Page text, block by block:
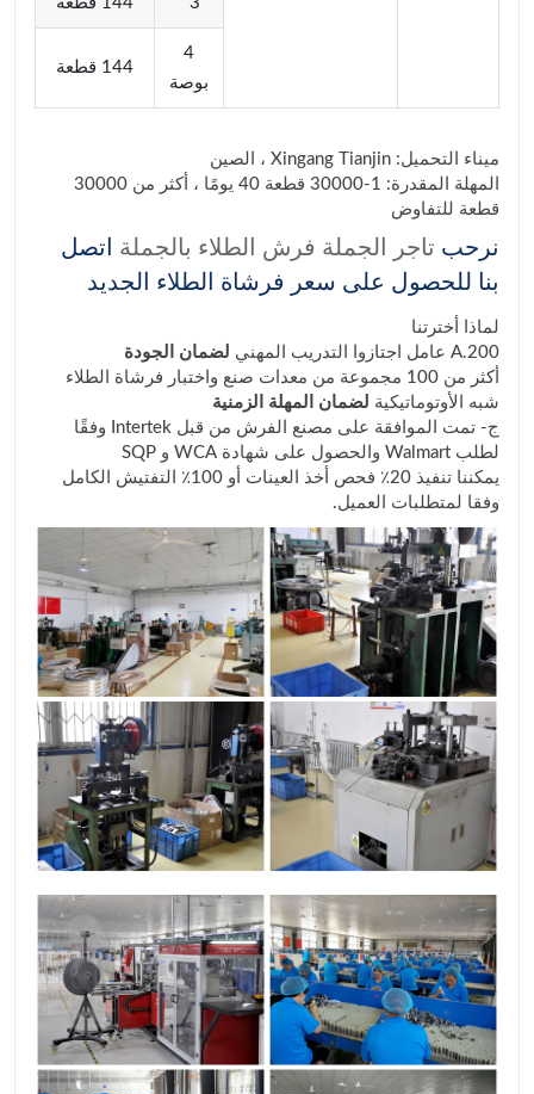
4
بوصة
144 قطعة
ميناء التحميل: Xingang Tianjin ، الصين
المهلة المقدرة: 1-30000 قطعة 40 يومًا ، أكثر من 30000
قطعة للتفاوض
نرحب تاجر الجملة فرش الطلاء بالجملة اتصل
بنا للحصول على سعر فرشاة الطلاء الجديد
لماذا أخترتنا
A.200 عامل اجتازوا التدريب المهني
لضمان الجودة
أكثر من 100 مجموعة من معدات صنع واختبار فرشاة الطلاء
شبه الأوتوماتيكية لضمان المهلة الزمنية
ج- تمت الموافقة على مصنع الفرش من قبل Intertek وفقًا
لطلب Walmart والحصول على شهادة WCA و SQP
يمكننا تنفيذ 20٪ فحص أخذ العينات أو 100٪ التفتيش الكامل
وفقا لمتطلبات العميل.